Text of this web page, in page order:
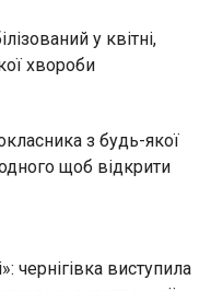
у квітні,
хвороби
з будь-якої
щоб відкрити
чернігівка виступила